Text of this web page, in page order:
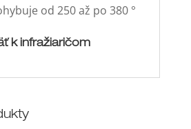
od 250 až po 380 °
k infražiaričom